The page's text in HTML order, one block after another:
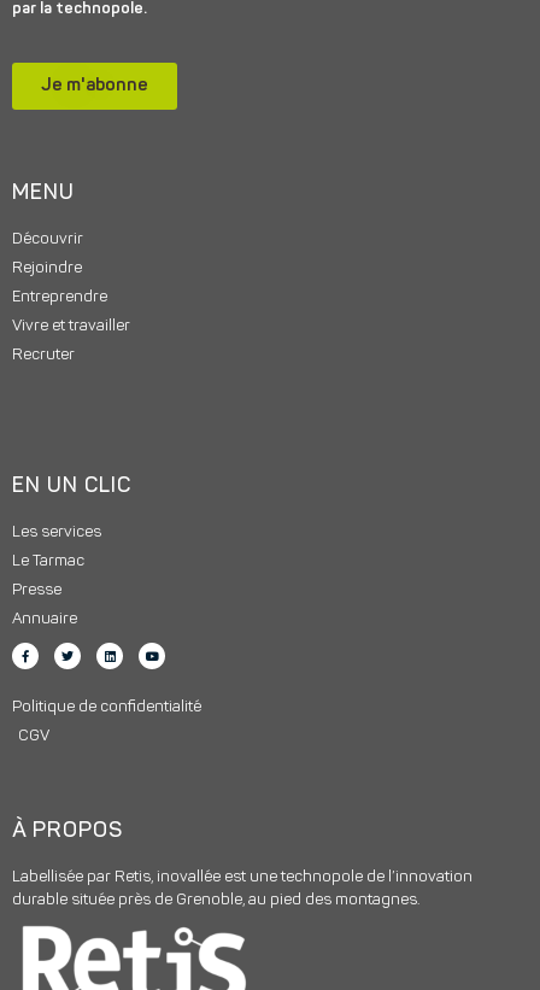
par la technopole.
Je m'abonne
MENU
Découvrir
Rejoindre
Entreprendre
Vivre et travailler
Recruter
EN UN CLIC
Les services
Le Tarmac
Presse
Annuaire
Politique de confidentialité
CGV
À PROPOS
Labellisée par Retis, inovallée est une technopole de l’innovation
durable située près de Grenoble, au pied des montagnes.